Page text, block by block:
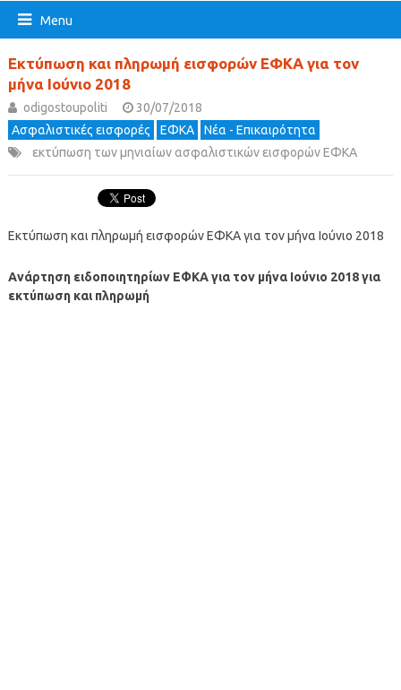
Menu
Εκτύπωση και πληρωμή εισφορών ΕΦΚΑ για τον
μήνα Ιούνιο 2018
odigostoupoliti
30/07/2018
Ασφαλιστικές εισφορές
ΕΦΚΑ
Νέα - Επικαιρότητα
εκτύπωση των μηνιαίων ασφαλιστικών εισφορών ΕΦΚΑ
Εκτύπωση και πληρωμή εισφορών ΕΦΚΑ για τον μήνα Ιούνιο 2018
Ανάρτηση ειδοποιητηρίων ΕΦΚΑ για τον μήνα Ιούνιο 2018 για
εκτύπωση και πληρωμή